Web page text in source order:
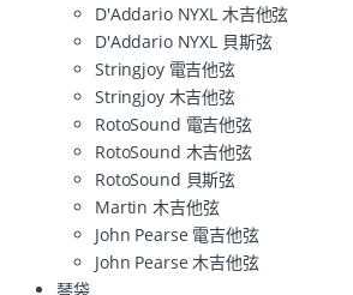
D'Addario NYXL 木吉他弦
D'Addario NYXL 貝斯弦
Stringjoy 電吉他弦
Stringjoy 木吉他弦
RotoSound 電吉他弦
RotoSound 木吉他弦
RotoSound 貝斯弦
Martin 木吉他弦
John Pearse 電吉他弦
John Pearse 木吉他弦
琴袋